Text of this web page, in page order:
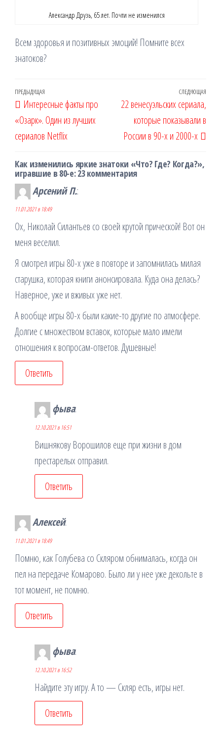
Александр Друзь, 65 лет. Почти не изменился
Всем здоровья и позитивных эмоций! Помните всех
знатоков?
Навигация
по
записям
Предыдущая
запись
ПРЕДЫДУЩАЯ
Интересные факты про
«Озарк». Один из лучших
сериалов Netflix
СЛЕДУЮЩАЯ
22 венесуэльских сериала,
которые показывали в
России в 90-х и 2000-х
Как изменились яркие знатоки «Что? Где? Когда?»,
игравшие в 80-е: 23 комментария
Арсений П.:
11.01.2021 в 18:49
Ох, Николай Силантьев со своей крутой прической! Вот он
меня веселил.
Я смотрел игры 80-х уже в повторе и запомнилась милая
старушка, которая книги анонсировала. Куда она делась?
Наверное, уже и вживых уже нет.
А вообще игры 80-х были какие-то другие по атмосфере.
Долгие с множеством вставок, которые мало имели
отношения к вопросам-ответов. Душевные!
Ответить
фыва:
12.10.2021 в 16:51
Вишнякову Ворошилов еще при жизни в дом
престарелых отправил.
Ответить
Алексей:
11.01.2021 в 18:49
Помню, как Голубева со Скляром обнималась, когда он
пел на передаче Комарово. Было ли у нее уже декольте в
тот момент, не помню.
Ответить
фыва:
12.10.2021 в 16:52
Найдите эту игру. А то — Скляр есть, игры нет.
Ответить